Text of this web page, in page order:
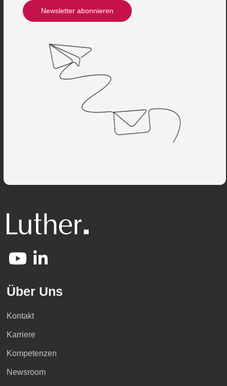
Newsletter abonnieren
Über Uns
Kontakt
Karriere
Kompetenzen
Newsroom